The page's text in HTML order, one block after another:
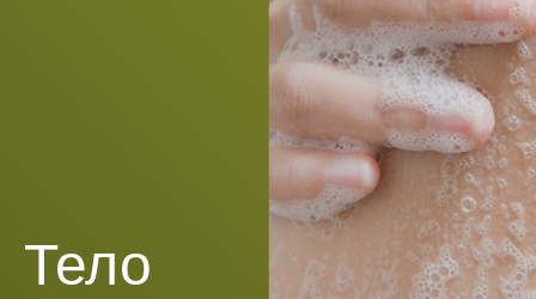
Тело